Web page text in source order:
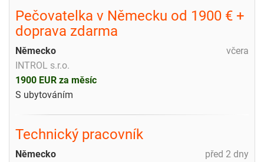
Pečovatelka v Německu od 1900 € +
doprava zdarma
včera
Německo
INTROL s.r.o.
1900 EUR za měsíc
S ubytováním
Technický pracovník
před 2 dny
Německo